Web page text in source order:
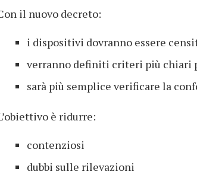
il nuovo decreto:
i dispositivi dovranno essere
verranno definiti criteri più chiari
sarà più semplice verificare la
è ridurre:
contenziosi
dubbi sulle rilevazioni